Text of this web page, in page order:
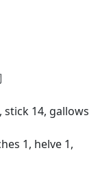
stick 14, gallows
1, helve 1,